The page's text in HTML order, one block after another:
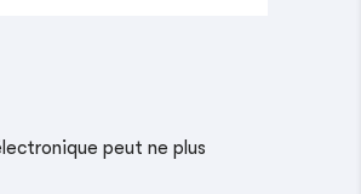
peut ne plus